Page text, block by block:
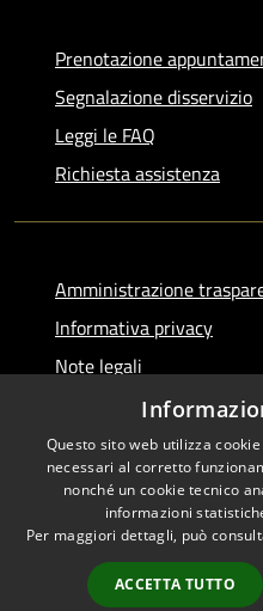
Prenotazione
Segnalazione disservizio
Leggi le FAQ
Richiesta assistenza
Amministrazione
Informativa privacy
Note legali
Dichiarazione di
RSS
Accessibilità
Questo sito web utilizza
necessari al corretto
nonché un cookie tecnico
informazioni
Per maggiori dettagli, può
ACCETTA TUTTO